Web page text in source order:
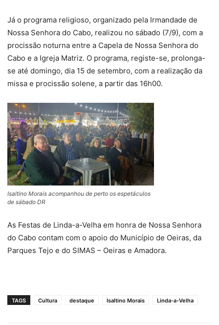
Já o programa religioso, organizado pela Irmandade de
Nossa Senhora do Cabo, realizou no sábado (7/9), com a
procissão noturna entre a Capela de Nossa Senhora do
Cabo e a Igreja Matriz. O programa, registe-se, prolonga-
se até domingo, dia 15 de setembro, com a realização da
missa e procissão solene, a partir das 16h00.
Isaltino Morais acompanhou de perto os espetáculos
de sábado DR
As Festas de Linda-a-Velha em honra de Nossa Senhora
do Cabo contam com o apoio do Município de Oeiras, da
Parques Tejo e do SIMAS – Oeiras e Amadora.
TAGS Cultura destaque Isaltino Morais Linda-a-Velha